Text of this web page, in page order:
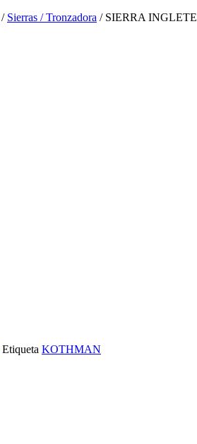
/ Sierras / Tronzadora / SIERRA
Etiqueta KOTHMAN